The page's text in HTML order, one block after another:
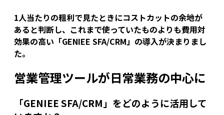
1人当たりの粗利で見たときにコストカットの余地が
あると判断し、これまで使っていたものよりも費用対
効果の高い「GENIEE SFA/CRM」の導入が決まりまし
た。
営業管理ツールが日常業務の中心に
「GENIEE SFA/CRM」をどのように活用して